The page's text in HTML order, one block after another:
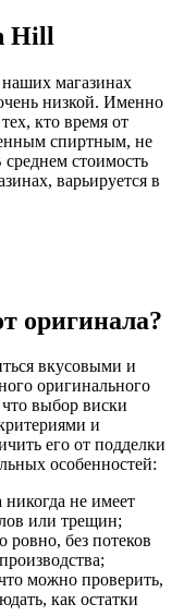
Hill
магазинах
низкой. Именно
кто время от
спиртным, не
стоимость
варьируется в
оригинала?
вкусовыми и
оригинального
выбор виски
и
его от подделки
особенностей:
никогда не имеет
или трещин;
ровно, без потеков
можно проверить,
как остатки